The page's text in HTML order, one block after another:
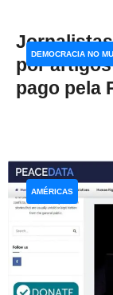
por
pago pela
DEMOCRACIA NO
AMÉRICAS